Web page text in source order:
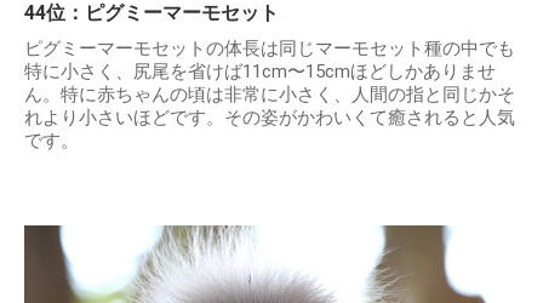
44位：ピグミーマーモセット
ピグミーマーモセットの体長は同じマーモセット種の中でも
特に小さく、尻尾を省けば11cm〜15cmほどしかありませ
ん。特に赤ちゃんの頃は非常に小さく、人間の指と同じかそ
れより小さいほどです。その姿がかわいくて癒されると人気
です。